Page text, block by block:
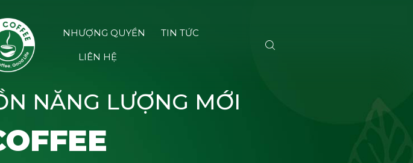
NHƯỢNG QUYỀN TIN TỨC
LIÊN HỆ
NĂNG LƯỢNG MỚI